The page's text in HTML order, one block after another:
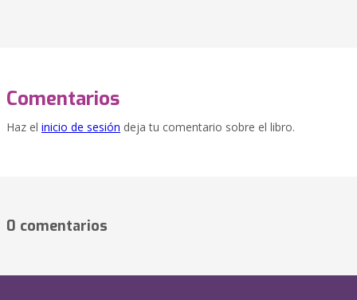
Comentarios
Haz el inicio de sesión deja tu comentario sobre el libro.
0 comentarios